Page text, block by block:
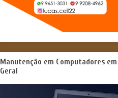
Manutenção em Computadores em
Geral